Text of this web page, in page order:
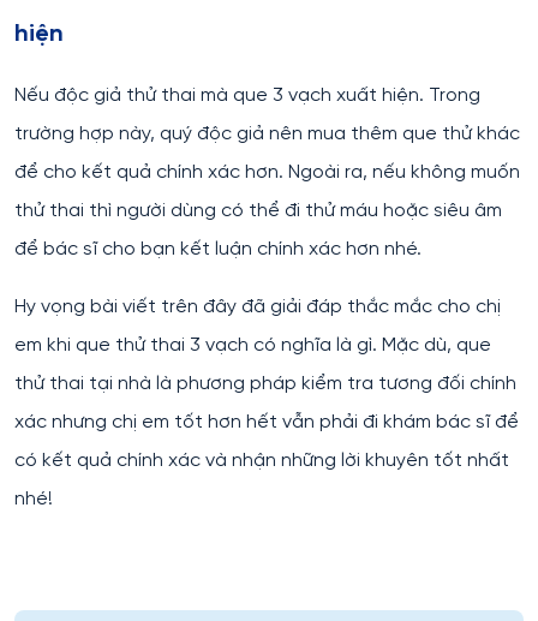
hiện
Nếu độc giả thử thai mà que 3 vạch xuất hiện. Trong
trường hợp này, quý độc giả nên mua thêm que thử khác
để cho kết quả chính xác hơn. Ngoài ra, nếu không muốn
thử thai thì người dùng có thể đi thử máu hoặc siêu âm
để bác sĩ cho bạn kết luận chính xác hơn nhé.
Hy vọng bài viết trên đây đã giải đáp thắc mắc cho chị
em khi que thử thai 3 vạch có nghĩa là gì. Mặc dù, que
thử thai tại nhà là phương pháp kiểm tra tương đối chính
xác nhưng chị em tốt hơn hết vẫn phải đi khám bác sĩ để
có kết quả chính xác và nhận những lời khuyên tốt nhất
nhé!